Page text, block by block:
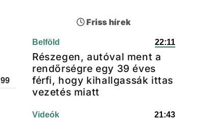
99
Friss hírek
Belföld 22:11
Részegen, autóval ment a
rendőrségre egy 39 éves
férfi, hogy kihallgassák ittas
vezetés miatt
Videók 21:43